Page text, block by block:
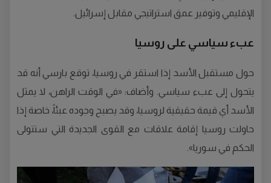
الإقليمي وتوفير عمق استراتيجي مقابل إسرائيل.
عبء سياسي على روسيا
حول مستقبل الأسد إذا استقر في روسيا، توقع بارسي أنه قد
يتحول إلى عبء سياسي. وأضاف: «في الوقت الراهن، لا يمثل
الأسد أي قيمة حقيقية لروسيا، وقد يصبح وجوده عبئاً، خاصة إذا
حاولت روسيا إقامة علاقات مع القوى الجديدة التي ستتولى
الحكم في سوريا».